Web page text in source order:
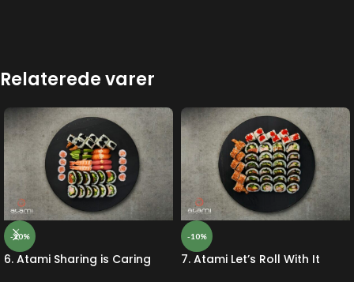
Relaterede varer
-10%
6. Atami Sharing is Caring
-10%
7. Atami Let’s Roll With It